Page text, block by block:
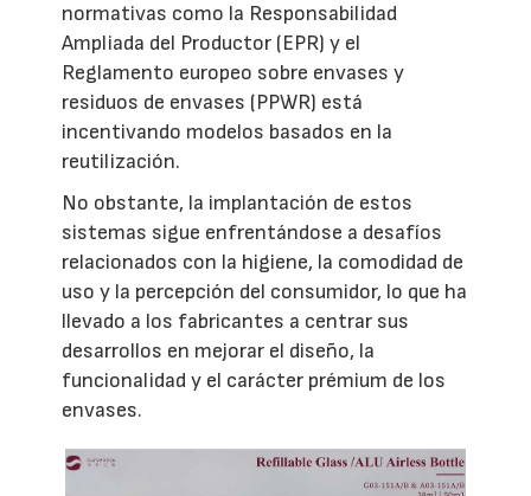
normativas como la Responsabilidad
Ampliada del Productor (EPR) y el
Reglamento europeo sobre envases y
residuos de envases (PPWR) está
incentivando modelos basados en la
reutilización.
No obstante, la implantación de estos
sistemas sigue enfrentándose a desafíos
relacionados con la higiene, la comodidad de
uso y la percepción del consumidor, lo que ha
llevado a los fabricantes a centrar sus
desarrollos en mejorar el diseño, la
funcionalidad y el carácter prémium de los
envases.